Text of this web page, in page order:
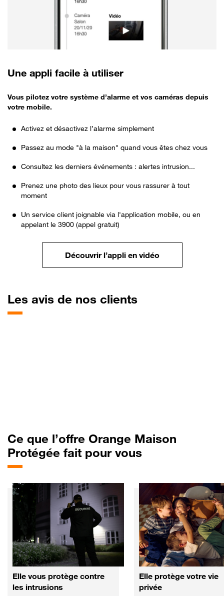
Une appli facile à utiliser
Vous pilotez votre système d’alarme et vos caméras depuis
votre mobile.
Activez et désactivez l’alarme simplement
Passez au mode "à la maison" quand vous êtes chez vous
Consultez les derniers événements : alertes intrusion...
Prenez une photo des lieux pour vous rassurer à tout
moment
Un service client joignable via l'application mobile, ou en
appelant le 3900 (appel gratuit)
Découvrir l’appli en vidéo
Les avis de nos clients
Ce que l’offre Orange Maison
Protégée fait pour vous
Elle vous protège contre
les intrusions
Elle protège votre vie
privée